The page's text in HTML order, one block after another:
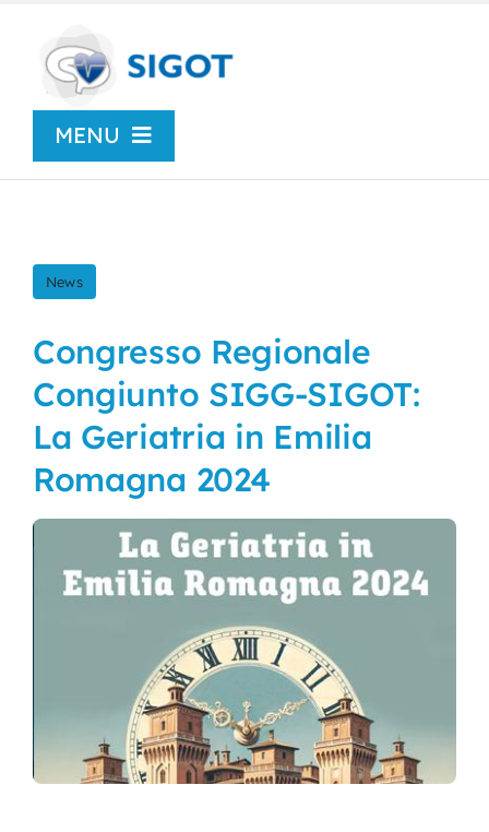
content
MENU
News
Congressi
Centro Studi
SIGOT Young
Area Soci
News
Congresso Regionale
Congiunto SIGG-SIGOT:
La Geriatria in Emilia
Romagna 2024